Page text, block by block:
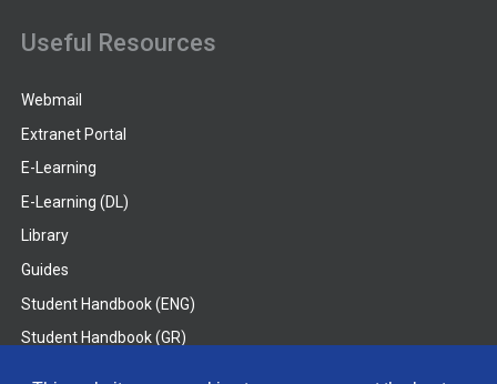
Useful Resources
Webmail
Extranet Portal
E-Learning
E-Learning (DL)
Library
Guides
Student Handbook (ENG)
Student Handbook (GR)